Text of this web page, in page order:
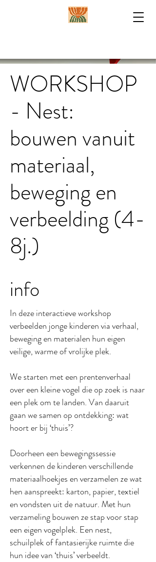
WORKSHOP
- Nest:
bouwen vanuit
materiaal,
beweging en
verbeelding (4-
8j.)
info
In deze interactieve workshop
verbeelden jonge kinderen via verhaal,
beweging en materialen hun eigen
veilige, warme of vrolijke plek.
We starten met een prentenverhaal
over een kleine vogel die op zoek is naar
een plek om te landen. Van daaruit
gaan we samen op ontdekking: wat
hoort er bij ‘thuis’?
Doorheen een bewegingssessie
verkennen de kinderen verschillende
materiaalhoekjes en verzamelen ze wat
hen aanspreekt: karton, papier, textiel
en vondsten uit de natuur. Met hun
verzameling bouwen ze stap voor stap
een eigen vogelplek. Een nest,
schuilplek of fantasierijke ruimte die
hun idee van ‘thuis’ verbeeldt.